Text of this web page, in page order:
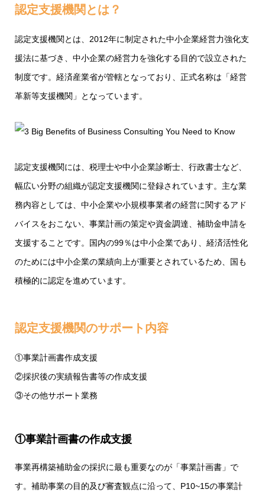
認定支援機関とは？
認定支援機関とは、2012年に制定された中小企業経営力強化支
援法に基づき、中小企業の経営力を強化する目的で設立された
制度です。経済産業省が管轄となっており、正式名称は「経営
革新等支援機関」となっています。
認定支援機関には、税理士や中小企業診断士、行政書士など、
幅広い分野の組織が認定支援機関に登録されています。主な業
務内容としては、中小企業や小規模事業者の経営に関するアド
バイスをおこない、事業計画の策定や資金調達、補助金申請を
支援することです。国内の99％は中小企業であり、経済活性化
のためには中小企業の業績向上が重要とされているため、国も
積極的に認定を進めています。
認定支援機関のサポート内容
①事業計画書作成支援
②採択後の実績報告書等の作成支援
③その他サポート業務
①事業計画書の作成支援
事業再構築補助金の採択に最も重要なのが「事業計画書」で
す。補助事業の目的及び審査観点に沿って、P10~15の事業計